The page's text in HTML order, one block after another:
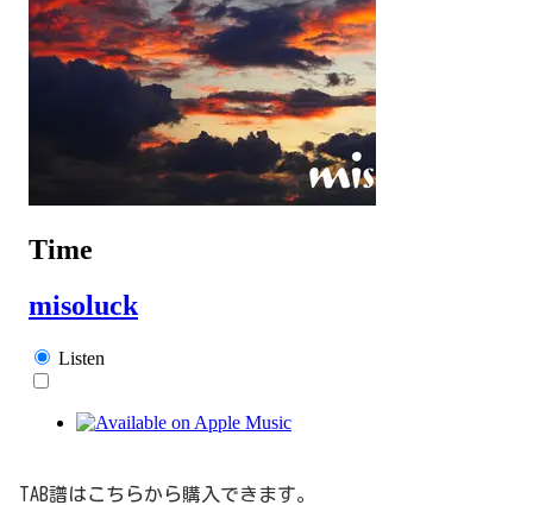
TAB譜はこちらから購入できます。